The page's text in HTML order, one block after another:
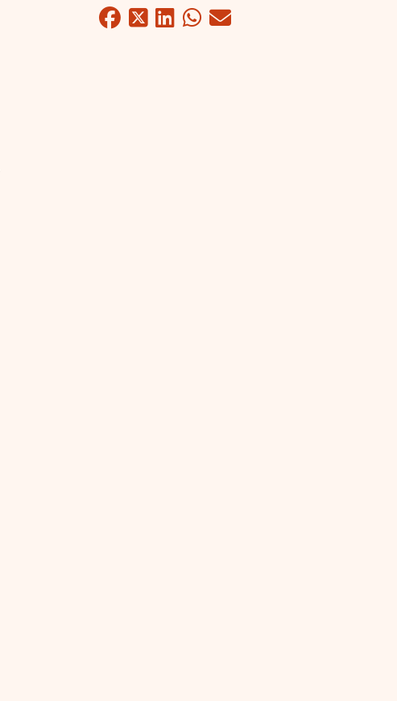
Facebook
Twitter
LinkedIn
WhatsApp
Mail